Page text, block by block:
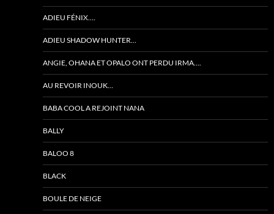
ADIEU FÉNIX….
ADIEU SHADOW HUNTER…
ANGIE, OHANA ET OPALO ONT PERDU IRMA….
AU REVOIR INOUK…
BABA COOL A REJOINT NANA
BALLY
BALOO 8
BLACK
BOULE DE NEIGE